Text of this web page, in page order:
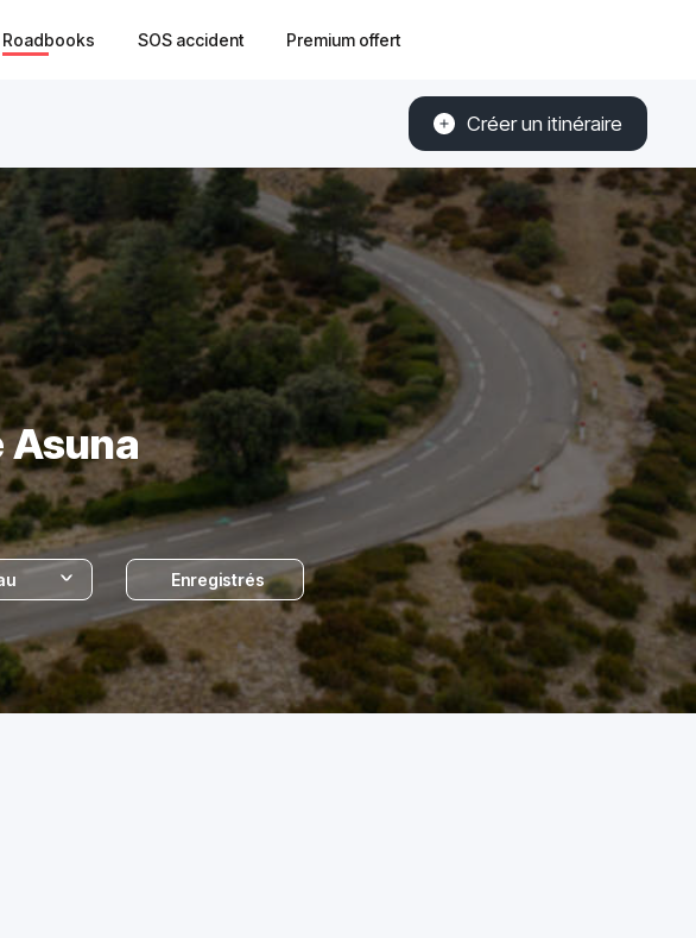
Roadbooks SOS accident Premium offert
Créer un itinéraire
Asuna
Enregistrés